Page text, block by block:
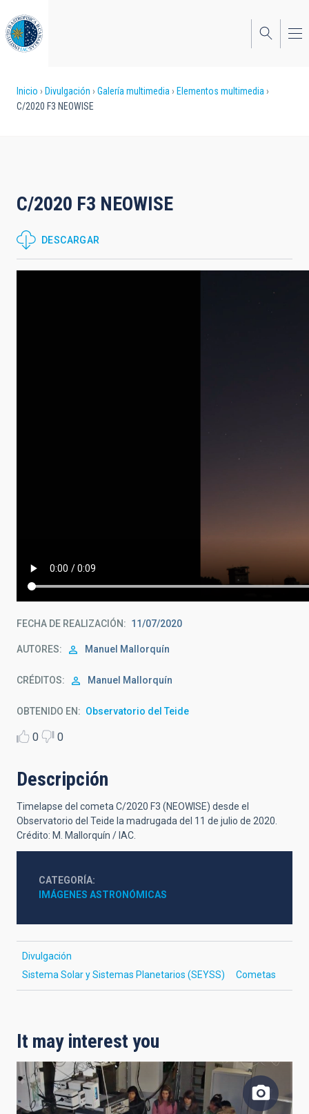
al
contenido
principal
Sobrescribir
a
la
navegación
Inicio Divulgación Galería multimedia
Elementos multimedia
C/2020 F3 NEOWISE
C/2020 F3 NEOWISE
DESCARGAR
FECHA DE REALIZACIÓN 11/07/2020
AUTORES Manuel Mallorquín
CRÉDITOS Manuel Mallorquín
OBTENIDO EN Observatorio del Teide
0 0
Descripción
Timelapse del cometa C/2020 F3 (NEOWISE) desde el
Observatorio del Teide la madrugada del 11 de julio de 2020.
Crédito: M. Mallorquín / IAC.
CATEGORÍA
IMÁGENES ASTRONÓMICAS
Divulgación
Sistema Solar y Sistemas Planetarios (SEYSS)
Cometas
It may interest you